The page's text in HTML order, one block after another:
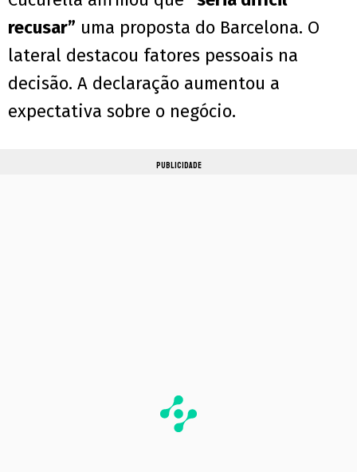
recusar” uma proposta do Barcelona. O
lateral destacou fatores pessoais na
decisão. A declaração aumentou a
expectativa sobre o negócio.
PUBLICIDADE